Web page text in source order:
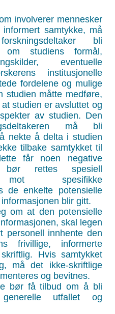
involverer mennesker
samtykke, må
bli
om studiens formål,
eventuelle
institusjonelle
fordelene og mulige
studien måtte medføre,
studien er avsluttet og
av studien. Den
må bli
nekte å delta i studien
tilbake samtykket til
får noen negative
bør rettes spesiell
mot spesifikke
de enkelte potensielle
blir gitt.
om at den potensielle
skal legen
personell innhente den
frivillige, informerte
Hvis samtykket
må det ikke-skriftlige
og bevitnes.
bør få tilbud om å bli
utfallet og